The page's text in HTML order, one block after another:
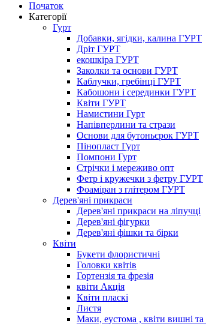
Початок
Категорії
Гурт
Добавки, ягідки, калина ГУРТ
Дріт ГУРТ
екошкіра ГУРТ
Заколки та основи ГУРТ
Каблучки, гребінці ГУРТ
Кабошони і серединки ГУРТ
Квіти ГУРТ
Намистини Гурт
Напівперлини та стрази
Основи для бутоньєрок ГУРТ
Пінопласт Гурт
Помпони Гурт
Стрічки і мереживо опт
Фетр і кружечки з фетру ГУРТ
Фоаміран з глітером ГУРТ
Дерев'яні прикраси
Дерев'яні прикраси на ліпучці
Дерев'яні фігурки
Дерев'яні фішки та бірки
Квіти
Букети флористичні
Головки квітів
Гортензія та фрезія
квіти Акція
Квіти пласкі
Листя
Маки, еустома , квіти вишні